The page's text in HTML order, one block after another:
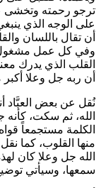
ترجو رحمته وتخشى
على الوجه الذي
أن تقال باللسان
وفي كل عمل مشغول،
القلب الذي يدرك
أن ربه جل وعلا
نُقل عن بعض العبَّاد
الله، ثم سكت، كأنه
الكلمة مستجمعاً
منها القلوب، كما
الله جل وعلا كان
سمعها، وسيأتي